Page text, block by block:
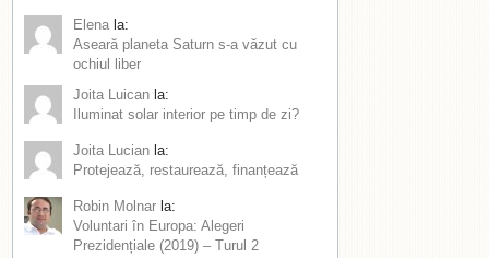
Elena la:
Aseară planeta Saturn s-a văzut cu
ochiul liber
Joita Luican la:
Iluminat solar interior pe timp de zi?
Joita Lucian la:
Protejează, restaurează, finanțează
Robin Molnar la:
Voluntari în Europa: Alegeri
Prezidențiale (2019) – Turul 2